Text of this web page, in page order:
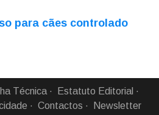
para cães controlado
Técnica
Estatuto Editorial
Contactos Newsletter